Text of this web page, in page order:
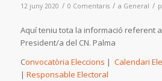
12 juny 2020 / 0 Comentaris / a General /
Aquí teniu tota la informació referent
President/a del CN. Palma
Convocatòria Eleccions | Calendari
| Responsable Electoral